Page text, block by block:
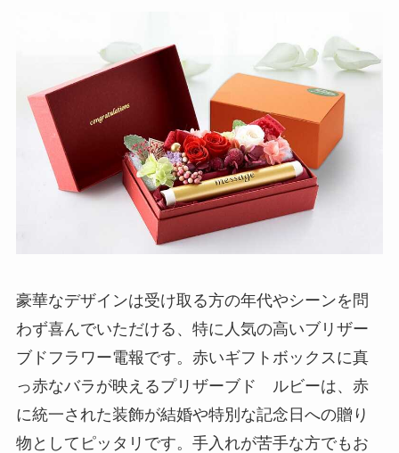
豪華なデザインは受け取る方の年代やシーンを問
わず喜んでいただける、特に人気の高いブリザー
ブドフラワー電報です。赤いギフトボックスに真
っ赤なバラが映えるプリザーブド ルビーは、赤
に統一された装飾が結婚や特別な記念日への贈り
物としてピッタリです。手入れが苦手な方でもお